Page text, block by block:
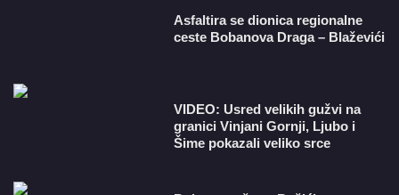
Asfaltira se dionica regionalne
ceste Bobanova Draga – Blaževići
VIDEO: Usred velikih gužvi na
granici Vinjani Gornji, Ljubo i
Šime pokazali veliko srce